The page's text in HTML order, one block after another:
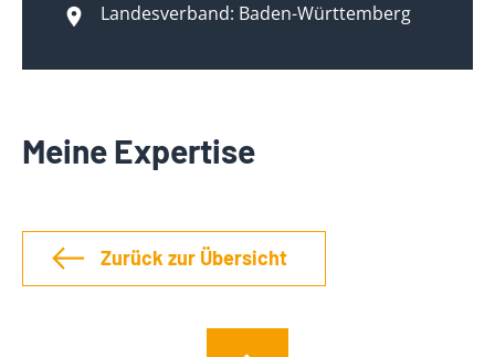
Landesverband: Baden-Württemberg
Meine Expertise
Zurück zur Übersicht